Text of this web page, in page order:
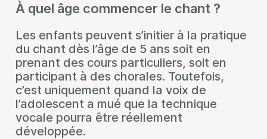
À quel âge commencer le chant ?
Les enfants peuvent s’initier à la pratique
du chant dès l’âge de 5 ans soit en
prenant des cours particuliers, soit en
participant à des chorales. Toutefois,
c’est uniquement quand la voix de
l’adolescent a mué que la technique
vocale pourra être réellement
développée.